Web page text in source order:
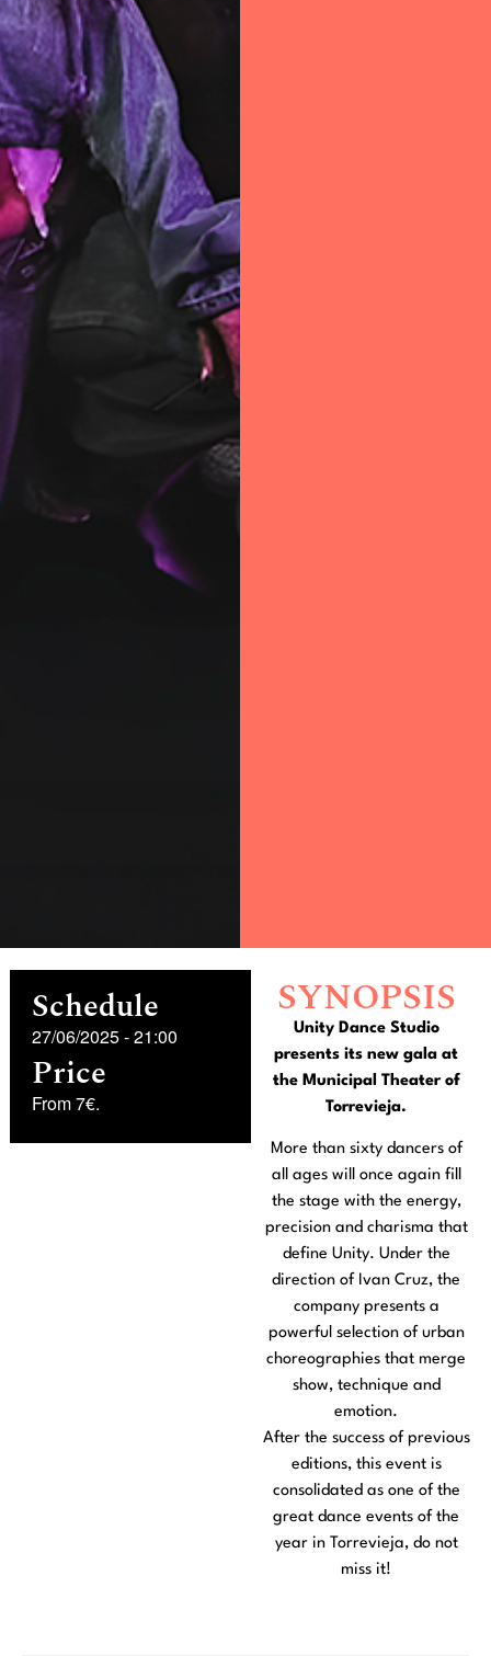
Schedule
27/06/2025-21:00
Price
From 7€.
SYNOPSIS
Unity Dance Studio
presents its new gala at
the Municipal Theater of
Torrevieja.
More than sixty dancers of
all ages will once again fill
the stage with the energy,
precision and charisma that
define Unity. Under the
direction of Ivan Cruz, the
company presents a
powerful selection of urban
choreographies that merge
show, technique and
emotion.
After the success of previous
editions, this event is
consolidated as one of the
great dance events of the
year in Torrevieja, do not
miss it!